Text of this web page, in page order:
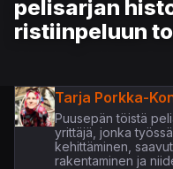
pelisarjan
ristiinpeluun
Tarja Porkka-
Puusepän töistä
yrittäjä, jonka
kehittäminen,
rakentaminen ja